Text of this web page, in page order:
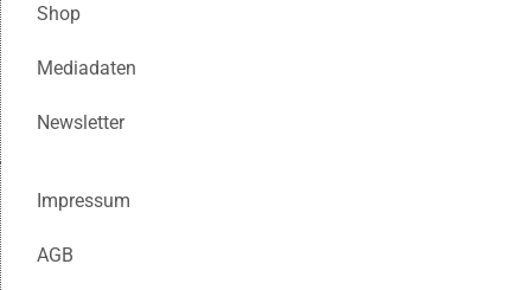
Shop
Mediadaten
Newsletter
Impressum
AGB